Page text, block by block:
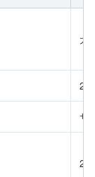
犬
2D
サ
2D